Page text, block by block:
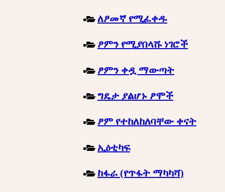
ለፆመኛ የሚፈቀዱ
ፆምን የሚያበላሹ ነገሮች
ፆምን ቀዷ ማውጣት
ግዴታ ያልሆኑ ፆሞች
ፆም የተከለከለባቸው ቀናት
ኢዕቲካፍ
ከፋራ (የጥፋት ማካካሻ)